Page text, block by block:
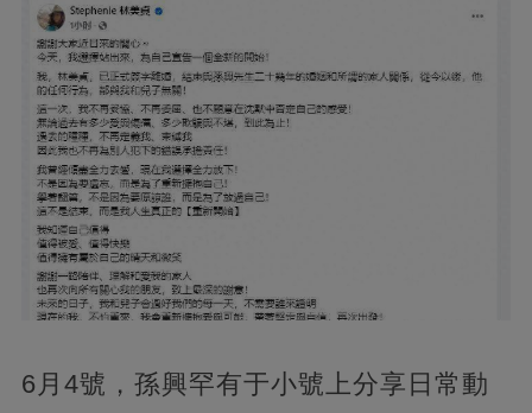
6月4號，孫興罕有于小號上分享日常動